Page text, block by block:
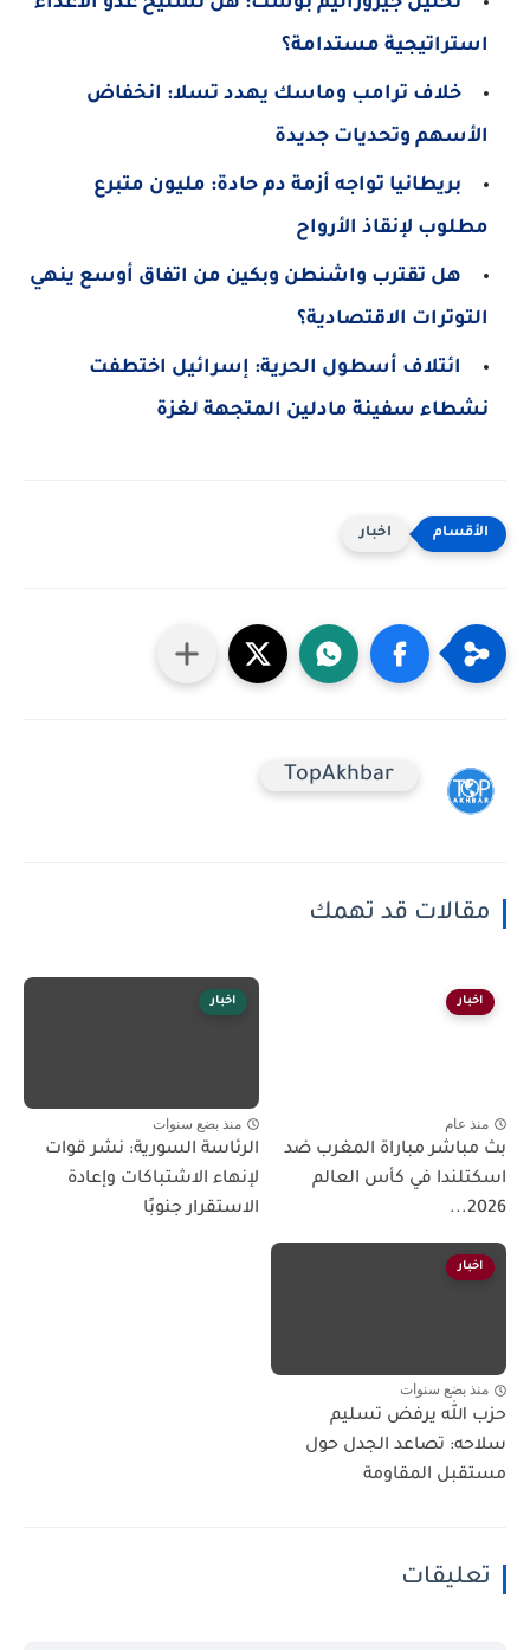
استراتيجية مستدامة؟
خلاف ترامب وماسك يهدد تسلا: انخفاض
الأسهم وتحديات جديدة
بريطانيا تواجه أزمة دم حادة: مليون متبرع
مطلوب لإنقاذ الأرواح
هل تقترب واشنطن وبكين من اتفاق أوسع ينهي
التوترات الاقتصادية؟
ائتلاف أسطول الحرية: إسرائيل اختطفت
نشطاء سفينة مادلين المتجهة لغزة
اخبار
TopAkhbar
مقالات قد تهمك
اخبار
منذ عام
بث مباشر مباراة المغرب ضد
اسكتلندا في كأس العالم
2026...
اخبار
منذ بضع سنوات
الرئاسة السورية: نشر قوات
لإنهاء الاشتباكات وإعادة
الاستقرار جنوبًا
اخبار
منذ بضع سنوات
حزب الله يرفض تسليم
سلاحه: تصاعد الجدل حول
مستقبل المقاومة
تعليقات